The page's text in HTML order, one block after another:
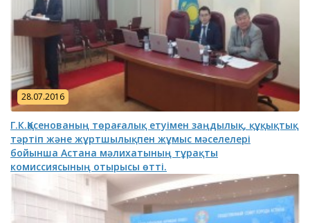
28.07.2016
Г.К.Қасенованың төрағалық етуімен заңдылық, құқықтық
тәртіп және жұртшылықпен жұмыс мәселелері
бойынша Астана мәлихатының тұрақты
комиссиясының отырысы өтті.